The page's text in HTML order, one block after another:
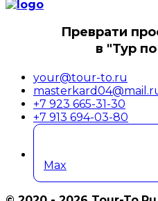
Преврати
в "Тур
your@tour-to.ru
+7 923 665-31-30
+7 913 694-03-80
Max